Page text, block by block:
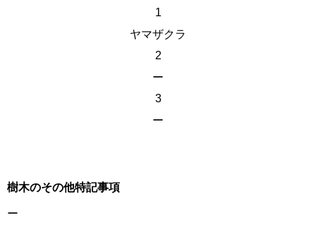
1
ヤマザクラ
2
ー
3
ー
樹木のその他特記事項
ー